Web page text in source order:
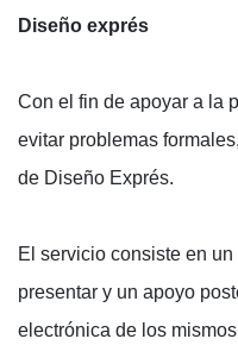
Diseño exprés
Con el fin de apoyar a la
evitar problemas
de Diseño Exprés.
El servicio consiste en
presentar y un apoyo
electrónica de los